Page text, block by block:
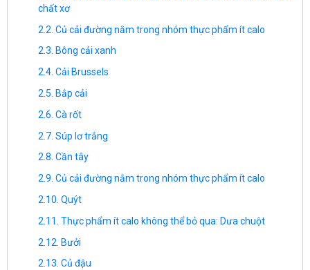
chất xơ
Củ cải đường nằm trong nhóm thực phẩm ít calo
Bông cải xanh
Cải Brussels
Bắp cải
Cà rốt
Súp lơ trắng
Cần tây
Củ cải đường nằm trong nhóm thực phẩm ít calo
Quýt
Thực phẩm ít calo không thể bỏ qua: Dưa chuột
Bưởi
Củ đậu